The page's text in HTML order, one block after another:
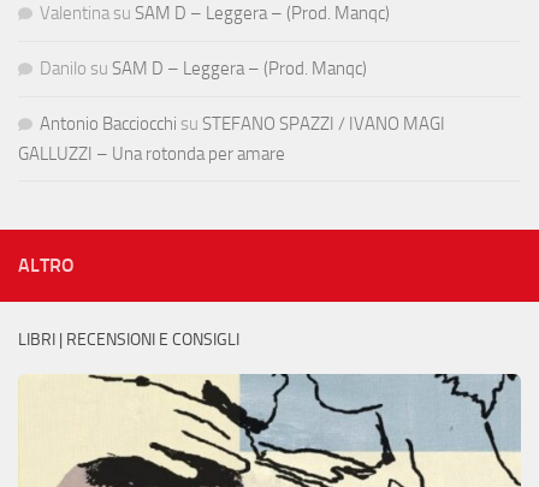
Valentina su SAM D – Leggera – (Prod. Manqc)
Danilo su SAM D – Leggera – (Prod. Manqc)
Antonio Bacciocchi su STEFANO SPAZZI / IVANO MAGI
GALLUZZI – Una rotonda per amare
ALTRO
LIBRI | RECENSIONI E CONSIGLI